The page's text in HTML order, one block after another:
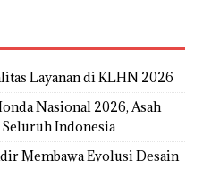
Layanan di KLHN 2026
Nasional 2026, Asah
Indonesia
Membawa Evolusi Desain